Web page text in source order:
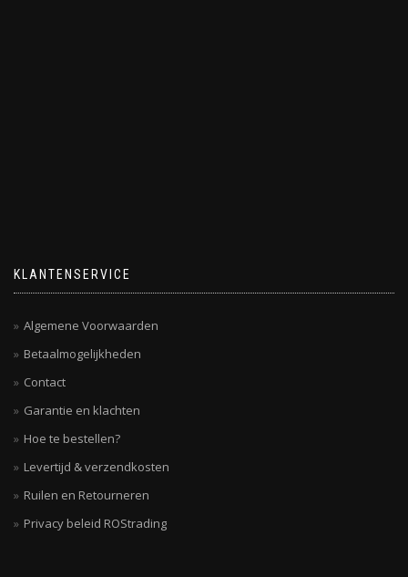
KLANTENSERVICE
Algemene Voorwaarden
Betaalmogelijkheden
Contact
Garantie en klachten
Hoe te bestellen?
Levertijd & verzendkosten
Ruilen en Retourneren
Privacy beleid ROStrading